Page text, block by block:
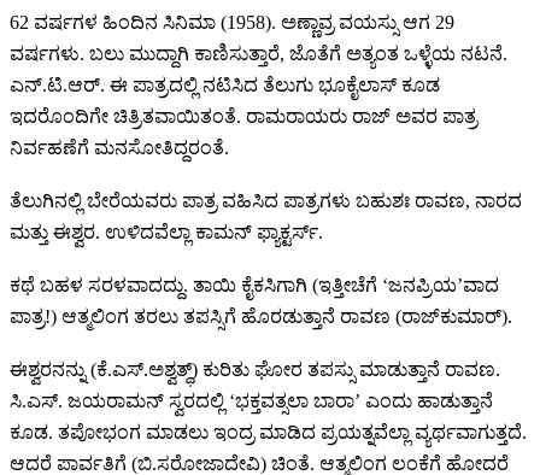
62 ವರ್ಷಗಳ ಹಿಂದಿನ ಸಿನಿಮಾ (1958). ಅಣ್ಣಾವ್ರ ವಯಸ್ಸು ಆಗ 29
ವರ್ಷಗಳು. ಬಲು ಮುದ್ದಾಗಿ ಕಾಣಿಸುತ್ತಾರೆ, ಜೊತೆಗೆ ಅತ್ಯಂತ ಒಳ್ಳೆಯ ನಟನೆ.
ಎನ್.ಟಿ.ಆರ್. ಈ ಪಾತ್ರದಲ್ಲಿ ನಟಿಸಿದ ತೆಲುಗು ಭೂಕೈಲಾಸ್ ಕೂಡ
ಇದರೊಂದಿಗೇ ಚಿತ್ರಿತವಾಯಿತಂತೆ. ರಾಮರಾಯರು ರಾಜ್ ಅವರ ಪಾತ್ರ
ನಿರ್ವಹಣೆಗೆ ಮನಸೋತಿದ್ದರಂತೆ.
ತೆಲುಗಿನಲ್ಲಿ ಬೇರೆಯವರು ಪಾತ್ರ ವಹಿಸಿದ ಪಾತ್ರಗಳು ಬಹುಶಃ ರಾವಣ, ನಾರದ
ಮತ್ತು ಈಶ್ವರ. ಉಳಿದವೆಲ್ಲಾ ಕಾಮನ್ ಫ್ಯಾಕ್ಟರ್ಸ್.
ಕಥೆ ಬಹಳ ಸರಳವಾದದ್ದು. ತಾಯಿ ಕೈಕಸಿಗಾಗಿ (ಇತ್ತೀಚೆಗೆ ‘ಜನಪ್ರಿಯ’ವಾದ
ಪಾತ್ರ!) ಆತ್ಮಲಿಂಗ ತರಲು ತಪಸ್ಸಿಗೆ ಹೊರಡುತ್ತಾನೆ ರಾವಣ (ರಾಜ್‍ಕುಮಾರ್).
ಈಶ್ವರನನ್ನು (ಕೆ.ಎಸ್.ಅಶ್ವತ್ಥ್) ಕುರಿತು ಘೋರ ತಪಸ್ಸು ಮಾಡುತ್ತಾನೆ ರಾವಣ.
ಸಿ.ಎಸ್. ಜಯರಾಮನ್ ಸ್ವರದಲ್ಲಿ ‘ಭಕ್ತವತ್ಸಲಾ ಬಾರಾ’ ಎಂದು ಹಾಡುತ್ತಾನೆ
ಕೂಡ. ತಪೋಭಂಗ ಮಾಡಲು ಇಂದ್ರ ಮಾಡಿದ ಪ್ರಯತ್ನವೆಲ್ಲಾ ವ್ಯರ್ಥವಾಗುತ್ತದೆ.
ಆದರೆ ಪಾರ್ವತಿಗೆ (ಬಿ.ಸರೋಜಾದೇವಿ) ಚಿಂತೆ. ಆತ್ಮಲಿಂಗ ಲಂಕೆಗೆ ಹೋದರೆ